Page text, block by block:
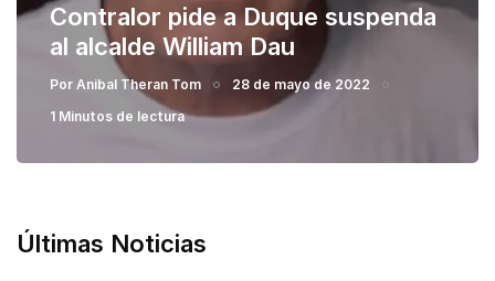
Contralor pide a Duque suspenda
al alcalde William Dau
Por Anibal Theran Tom
28 de mayo de 2022
1 Minutos de lectura
Últimas Noticias